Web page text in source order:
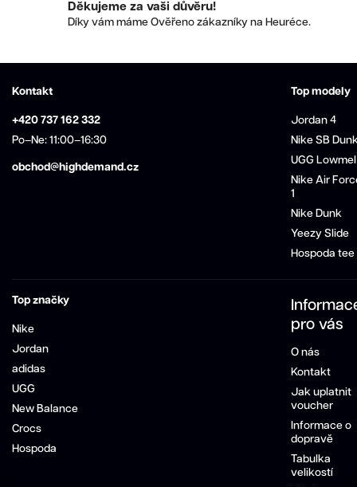
Děkujeme za vaši důvěru!
Díky vám máme Ověřeno zákazníky na Heuréce.
Kontakt
+420 737 162 332
Po–Ne: 11:00–16:30
obchod@highdemand.cz
Top modely
Jordan 4
Nike SB
UGG Lowmel
Nike Air
1
Nike Dunk
Yeezy Slide
Hospoda tee
Top značky
Nike
Jordan
adidas
UGG
New Balance
Crocs
Hospoda
pro vás
O nás
Kontakt
Jak uplatnit
voucher
Informace o
dopravě
Tabulka
velikostí